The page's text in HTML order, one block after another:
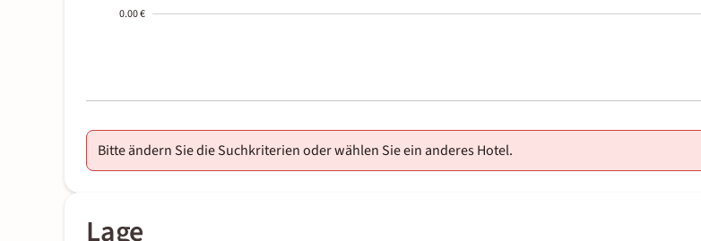
0.00 €
01-02
Bitte ändern Sie die Suchkriterien oder wählen Sie ein anderes Hotel.
Lage